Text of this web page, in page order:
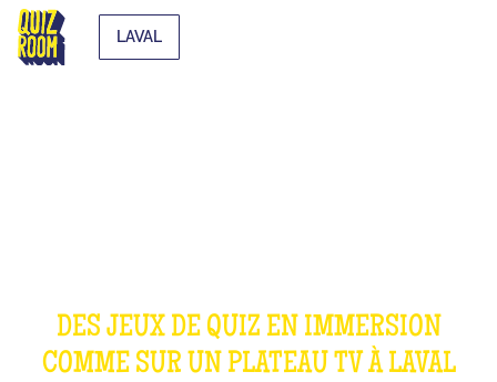
LAVAL
DES JEUX DE QUIZ EN IMMERSION
COMME SUR UN PLATEAU TV À LAVAL